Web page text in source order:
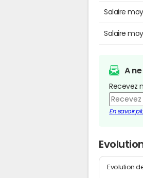
Salaire
Salaire
A
Recevez
En savoir
Evolution